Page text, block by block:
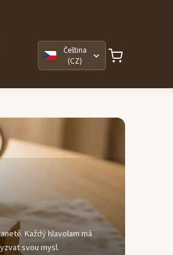
Čeština
(CZ)
Každý hlavolam má
svou mysl.